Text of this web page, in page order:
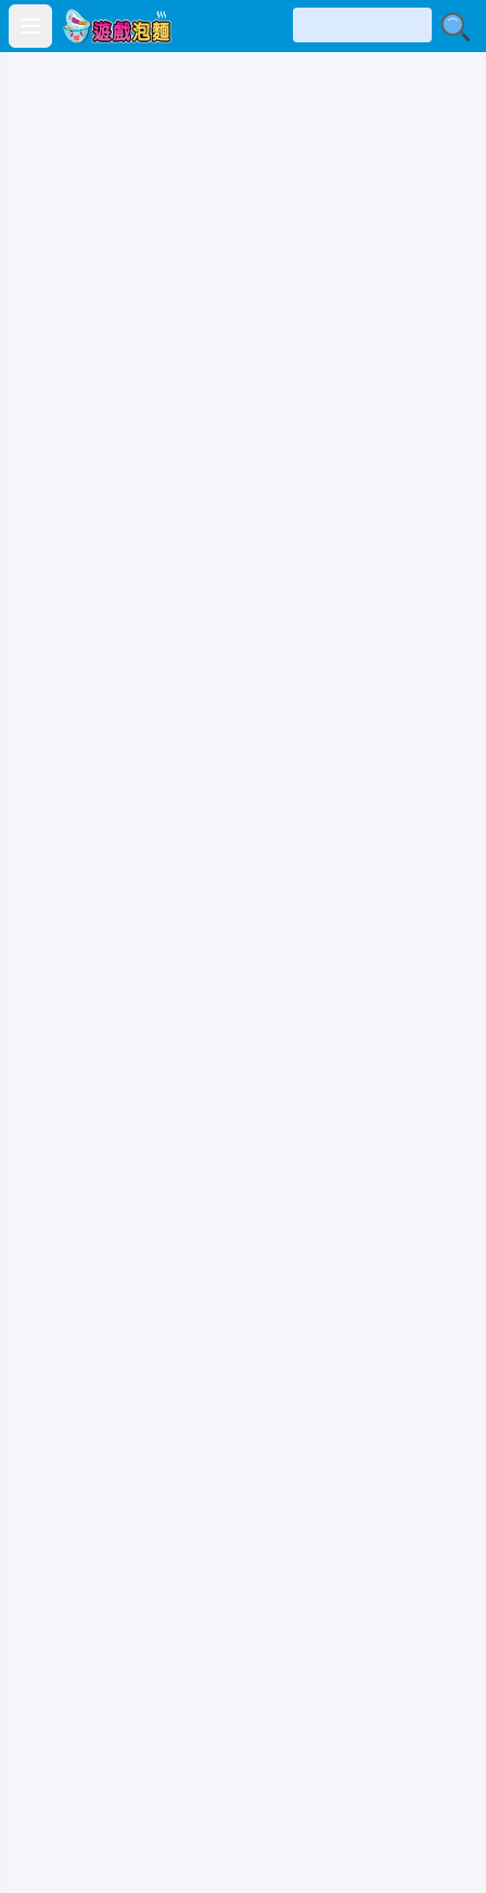
Open main menu